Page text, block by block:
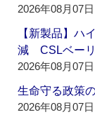
2026年08月07
【新製品】ハ
減 CSLベー
2026年08月07
生命守る政策
2026年08月07